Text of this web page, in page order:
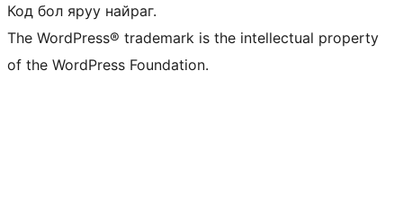
Код бол яруу найраг.
The WordPress® trademark is the intellectual property
of the WordPress Foundation.